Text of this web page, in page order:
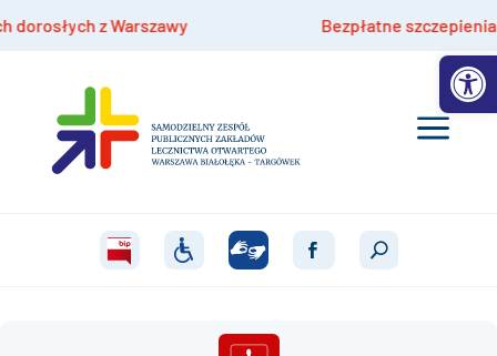
z Warszawy Bezpłatne szczepienia hpv